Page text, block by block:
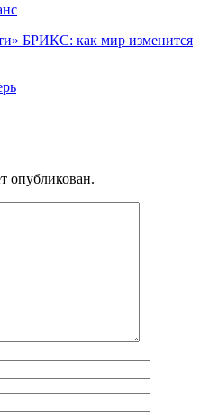
БРИКС: как мир изменится
опубликован.